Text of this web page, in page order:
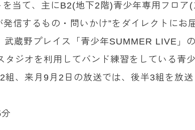
当て、主にB2(地下2階)青少年専用フロア
信するもの・問いかけ”をダイレクトにお
蔵野プレイス「青少年SUMMER LIVE」
ジオを利用してバンド練習をしている青
、来月9月2日の放送では、後半3組を放